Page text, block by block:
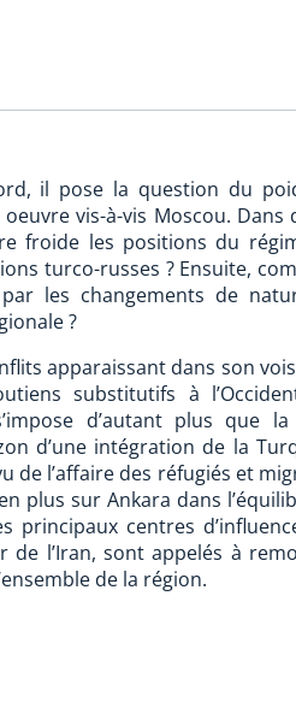
il pose la question du
vis-à-vis Moscou. Dans
froide les positions du
turco-russes ? Ensuite,
les changements de
?
apparaissant dans son
substitutifs à
d’autant plus que
d’une intégration de la
l’affaire des réfugiés et
plus sur Ankara dans
principaux centres
de l’Iran, sont appelés à
de la région.